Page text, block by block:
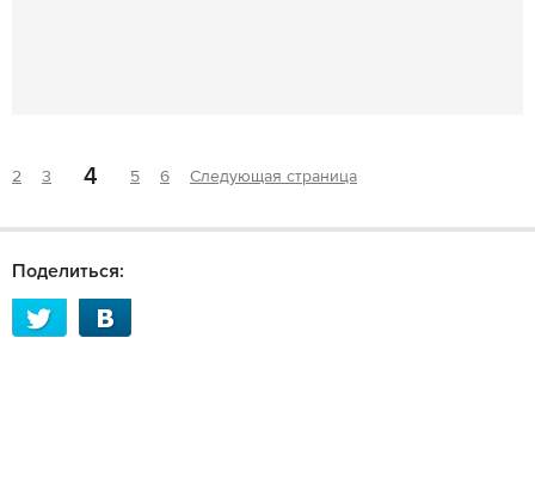
2 3 4 5 6 Следующая страница
Поделиться: